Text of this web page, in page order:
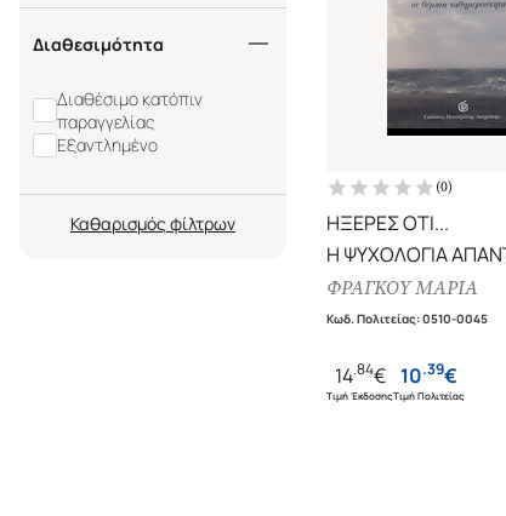
Διαθεσιμότητα
Διαθέσιμο κατόπιν
παραγγελίας
Εξαντλημένο
Καθαρισμός
(0)
ΗΞΕΡΕΣ ΟΤΙ...
Η ΨΥΧΟΛΟΓΙΑ
ΘΕΜΑΤΑ
ΦΡΑΓΚΟΥ ΜΑΡΙΑ
Κωδ. Πολιτείας:0510-0045
14.84€
Τιμή Έκδοσης
10.39€
Τιμή Πολιτείας